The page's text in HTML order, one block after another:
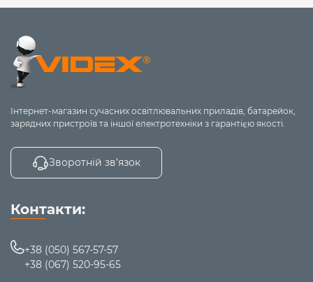
Інтернет-магазин сучасних освітлювальних приладів, батарейок,
зарядних пристроїв та іншої електротехніки з гарантією якості.
Зворотній зв’язок
Контакти:
+38 (050) 567-57-57
+38 (067) 520-95-65